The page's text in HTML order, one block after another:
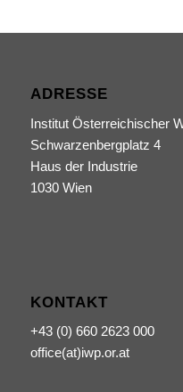
ADRESSE
Institut Österreichischer
Schwarzenbergplatz 4
Haus der Industrie
1030 Wien
KONTAKT
+43 (0) 660 2623 000
office(at)iwp.or.at